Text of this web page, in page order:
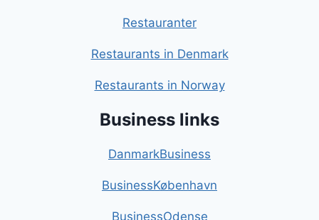
Restauranter
Restaurants in Denmark
Restaurants in Norway
Business links
DanmarkBusiness
BusinessKøbenhavn
BusinessOdense